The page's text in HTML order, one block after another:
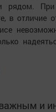
рядом.
в отличие
и